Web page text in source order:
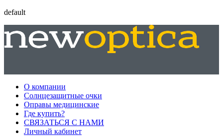
default
О компании
Солнцезащитные очки
Оправы медицинские
Где купить?
СВЯЗАТЬСЯ С НАМИ
Личный кабинет